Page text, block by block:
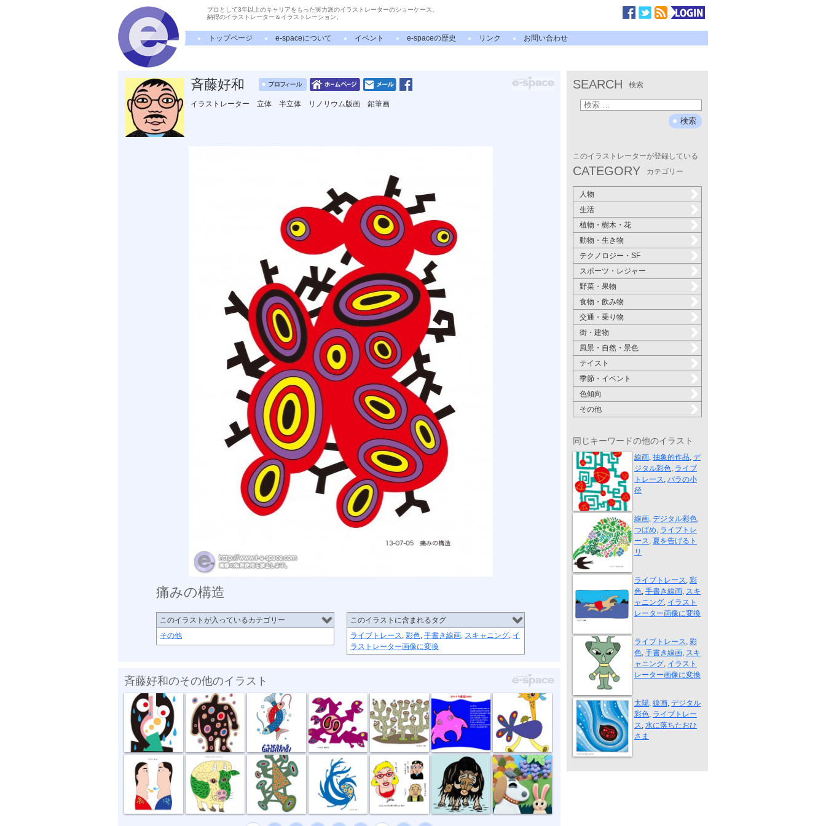
プロとして3年以上のキャリアをもった実力派のイラストレーターのショーケース。
納得のイラストレーター＆イラストレーション。
トップページ e-spaceについて イベント e-spaceの歴史 リンク お問い合わせ
斉藤好和
イラストレーター 立体 半立体 リノリウム版画 鉛筆画
痛みの構造
このイラストが入っているカテゴリー
その他
このイラストに含まれるタグ
ライブトレース, 彩色, 手書き線画, スキャニング, イ
ラストレーター画像に変換
斉藤好和のその他のイラスト
傘がない 正体不明 深海の恋 草原タクシー
話し合い オハヨーゴザ... 噂の出所 風祭り ハイ私です。 ジャコウウシ しちのすけa
SEARCH 検索
このイラストレーターが登録している
CATEGORY カテゴリー
人物
生活
植物・樹木・花
動物・生き物
テクノロジー・SF
スポーツ・レジャー
野菜・果物
食物・飲み物
交通・乗り物
街・建物
風景・自然・景色
テイスト
季節・イベント
色傾向
その他
同じキーワードの他のイラスト
バラの小径
線画, 抽象的作品, デ
ジタル彩色, ライブ
トレース, バラの小
径
夏を告げるトリ
線画, デジタル彩色,
つばめ, ライブトレ
ース, 夏を告げるト
リ
遠泳
ライブトレース, 彩
色, 手書き線画, スキ
ャニング, イラスト
レーター画像に変換
ライブトレース, 彩
色, 手書き線画, スキ
ャニング, イラスト
レーター画像に変換
水に落ちたお...
太陽, 線画, デジタル
彩色, ライブトレー
ス, 水に落ちたおひ
さま